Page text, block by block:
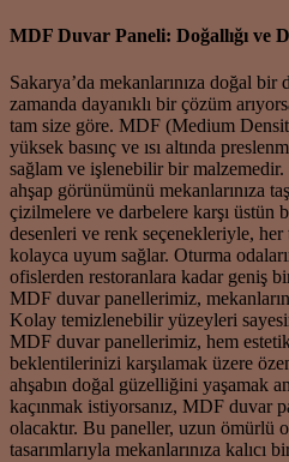
MDF Duvar Paneli: Doğallığı ve
Sakarya’da mekanlarınıza doğal bir
zamanda dayanıklı bir çözüm
tam size göre. MDF (Medium
yüksek basınç ve ısı altında
sağlam ve işlenebilir bir
ahşap görünümünü mekanlarınıza
çizilmelere ve darbelere karşı üstün
desenleri ve renk seçenekleriyle, her
kolayca uyum sağlar. Oturma
ofislerden restoranlara kadar geniş
MDF duvar panellerimiz,
Kolay temizlenebilir yüzeyleri
MDF duvar panellerimiz, hem
beklentilerinizi karşılamak üzere
ahşabın doğal güzelliğini yaşamak
kaçınmak istiyorsanız, MDF duvar
olacaktır. Bu paneller, uzun ömürlü
tasarımlarıyla mekanlarınıza kalıcı